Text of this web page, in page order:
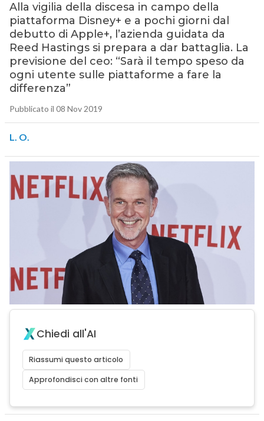
Alla vigilia della discesa in campo della
piattaforma Disney+ e a pochi giorni dal
debutto di Apple+, l’azienda guidata da
Reed Hastings si prepara a dar battaglia. La
previsione del ceo: “Sarà il tempo speso da
ogni utente sulle piattaforme a fare la
differenza”
Pubblicato il 08 Nov 2019
L. O.
Chiedi all'AI
Riassumi questo articolo
Approfondisci con altre fonti